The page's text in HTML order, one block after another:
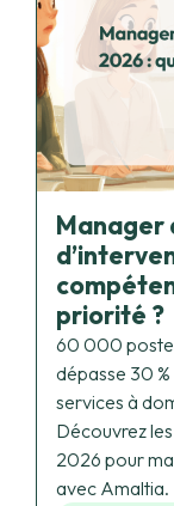
Manager
priorité ?
60 000
dépasse 30
services à
Découvrez
2026 pour
avec Amaltia.
Afficher